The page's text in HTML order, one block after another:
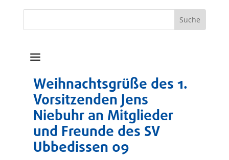
a
Weihnachtsgrüße des 1.
Vorsitzenden Jens
Niebuhr an Mitglieder
und Freunde des SV
Ubbedissen 09